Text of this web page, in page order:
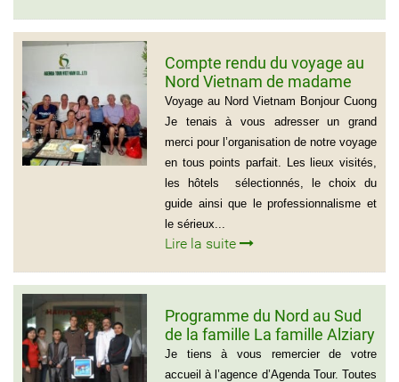
Compte rendu du voyage au
Nord Vietnam de madame
Marie Gammaitoni (Groupe
de Provelli Eric)
Voyage au Nord Vietnam Bonjour Cuong
Je tenais à vous adresser un grand
merci pour l’organisation de notre voyage
en tous points parfait. Les lieux visités,
les hôtels sélectionnés, le choix du
guide ainsi que le professionnalisme et
le sérieux...
Lire la suite
Programme du Nord au Sud
de la famille La famille Alziary
(Voyage Vietnam Nord au
Sud)
Je tiens à vous remercier de votre
accueil à l’agence d’Agenda Tour. Toutes